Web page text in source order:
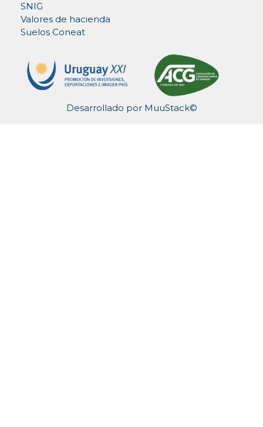
SNIG
Valores de hacienda
Suelos Coneat
Desarrollado por MuuStack©